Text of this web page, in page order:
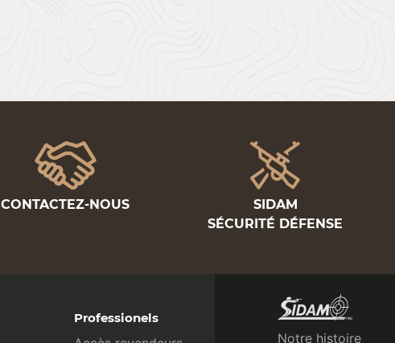
CONTACTEZ-NOUS
SIDAM
SÉCURITÉ DÉFENSE
Professionels
Notre histoire